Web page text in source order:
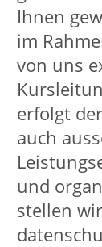
Links zu
Websites
Unser Online-
anderen
sind in der
Einfluss
die
einhalten. Wir
Sie sich auch
über die